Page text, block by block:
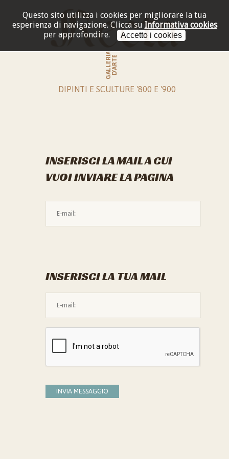
Questo sito utilizza i cookies per migliorare la tua
esperienza di navigazione. Clicca su Informativa cookies
per approfondire.
Accetto i cookies
GALLERIAD'ARTE
DIPINTI E SCULTURE '800 E '900
INSERISCI LA MAIL A CUI
VUOI INVIARE LA PAGINA
INSERISCI LA TUA MAIL
INVIA MESSAGGIO